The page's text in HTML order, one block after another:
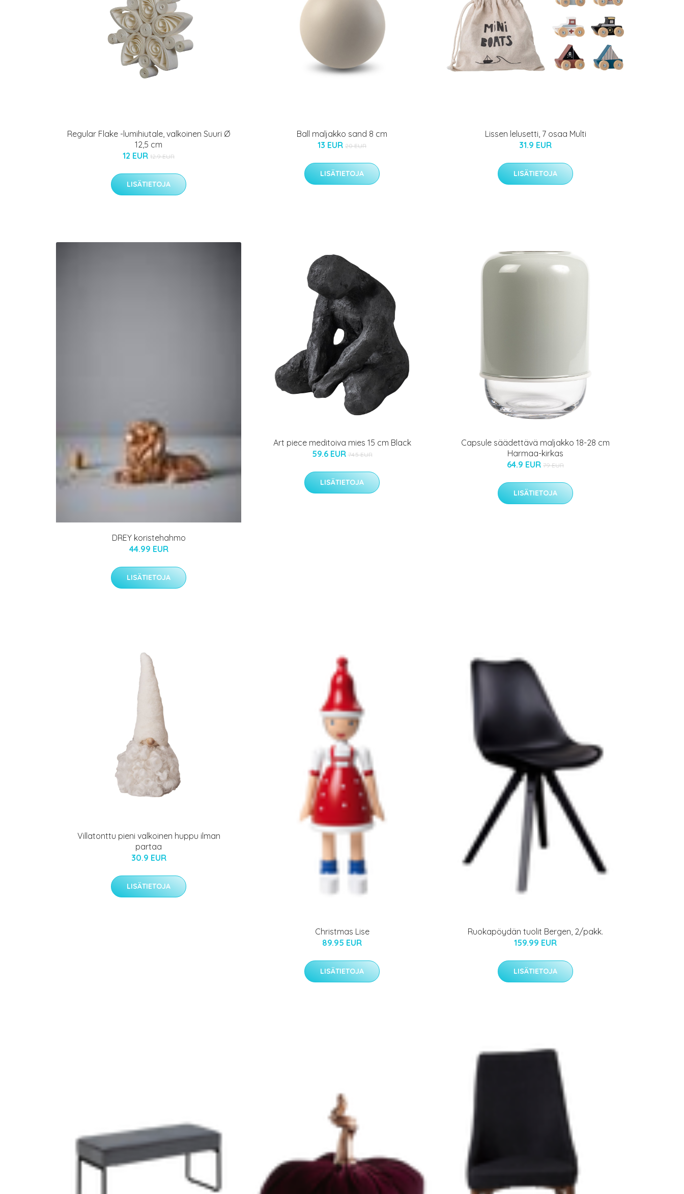
Regular Flake -lumihiutale, valkoinen Suuri Ø
12,5 cm
12 EUR 12.9 EUR
LISÄTIETOJA
Ball maljakko sand 8 cm
13 EUR 20 EUR
LISÄTIETOJA
Lissen lelusetti, 7 osaa Multi
31.9 EUR
LISÄTIETOJA
DREY koristehahmo
44.99 EUR
LISÄTIETOJA
Art piece meditoiva mies 15 cm Black
59.6 EUR 74.5 EUR
LISÄTIETOJA
Capsule säädettävä maljakko 18-28 cm
Harmaa-kirkas
64.9 EUR 79 EUR
LISÄTIETOJA
Villatonttu pieni valkoinen huppu ilman
partaa
30.9 EUR
LISÄTIETOJA
Christmas Lise
89.95 EUR
LISÄTIETOJA
Ruokapöydän tuolit Bergen, 2/pakk.
159.99 EUR
LISÄTIETOJA